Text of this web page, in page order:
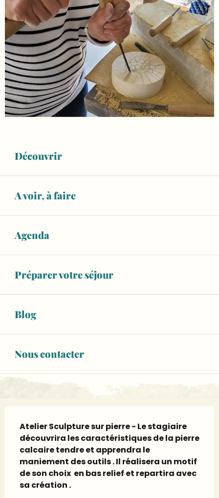
Découvrir
A voir, à faire
Agenda
Préparer votre séjour
Blog
Nous contacter
Ouverture et coordonnées
A lieu aujourd'hui
06 89 90 59▒▒
CONTACTEZ-NOUS
Atelier Sculpture sur pierre - Le stagiaire
découvrira les caractéristiques de la pierre
calcaire tendre et apprendra le
maniement des outils . Il réalisera un motif
de son choix  en bas relief et repartira avec
sa création .